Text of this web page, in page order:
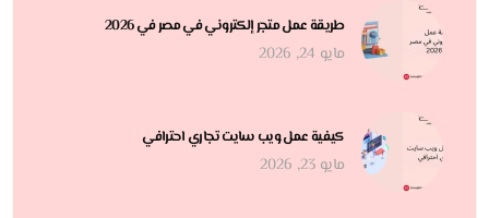
طريقة عمل متجر إلكتروني في مصر في 2026
مايو 24, 2026
كيفية عمل ويب سايت تجاري احترافي
مايو 23, 2026